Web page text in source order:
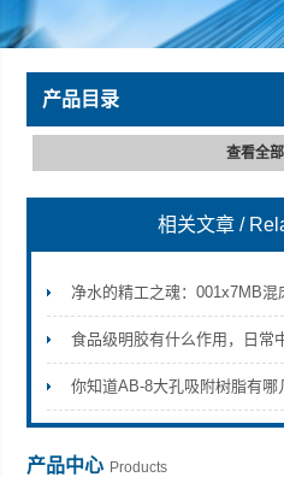
产品目录
查看全
相关文章 /
净水的精工之魂：001x7MB混
食品级明胶有什么作用，日常
你知道AB-8大孔吸附树脂有哪
产品中心 Products